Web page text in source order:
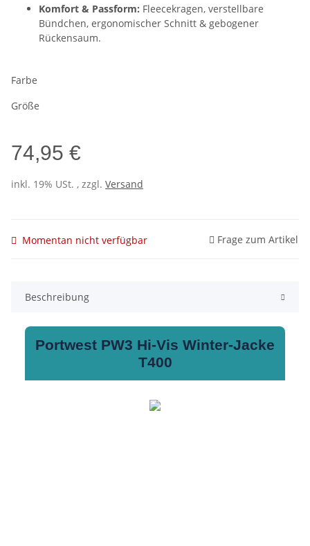
Komfort & Passform: Fleecekragen, verstellbare
Bündchen, ergonomischer Schnitt & gebogener
Rückensaum.
Farbe
Größe
74,95 €
inkl. 19% USt. , zzgl. Versand
Momentan nicht verfügbar Frage zum Artikel
Beschreibung
Portwest PW3 Hi-Vis Winter-Jacke
T400